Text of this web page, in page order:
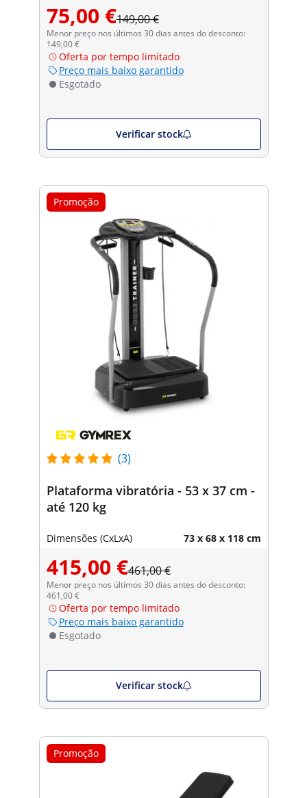
75,00 €149,00 €
Menor preço nos últimos 30 dias antes do desconto:
149,00 €
Oferta por tempo limitado
Preço mais baixo garantido
Esgotado
Verificar stock
Promoção
(3)
Plataforma vibratória - 53 x 37 cm -
até 120 kg
Dimensões (CxLxA) 73 x 68 x 118 cm
415,00 €461,00 €
Menor preço nos últimos 30 dias antes do desconto:
461,00 €
Oferta por tempo limitado
Preço mais baixo garantido
Esgotado
Verificar stock
Promoção